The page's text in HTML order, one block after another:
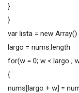
}
}
var lista = new Array()
largo = nums.length
for(w = 0; w < largo ;
{
nums[largo + w] =